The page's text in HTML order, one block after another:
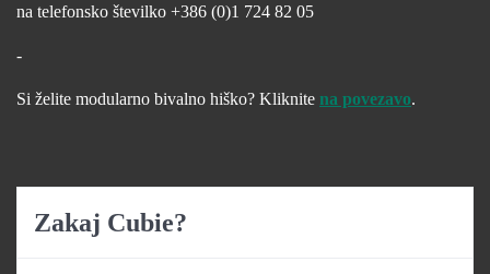
na telefonsko številko +386 (0)1 724 82 05
-
Si želite modularno bivalno hiško? Kliknite na povezavo.
Zakaj Cubie?